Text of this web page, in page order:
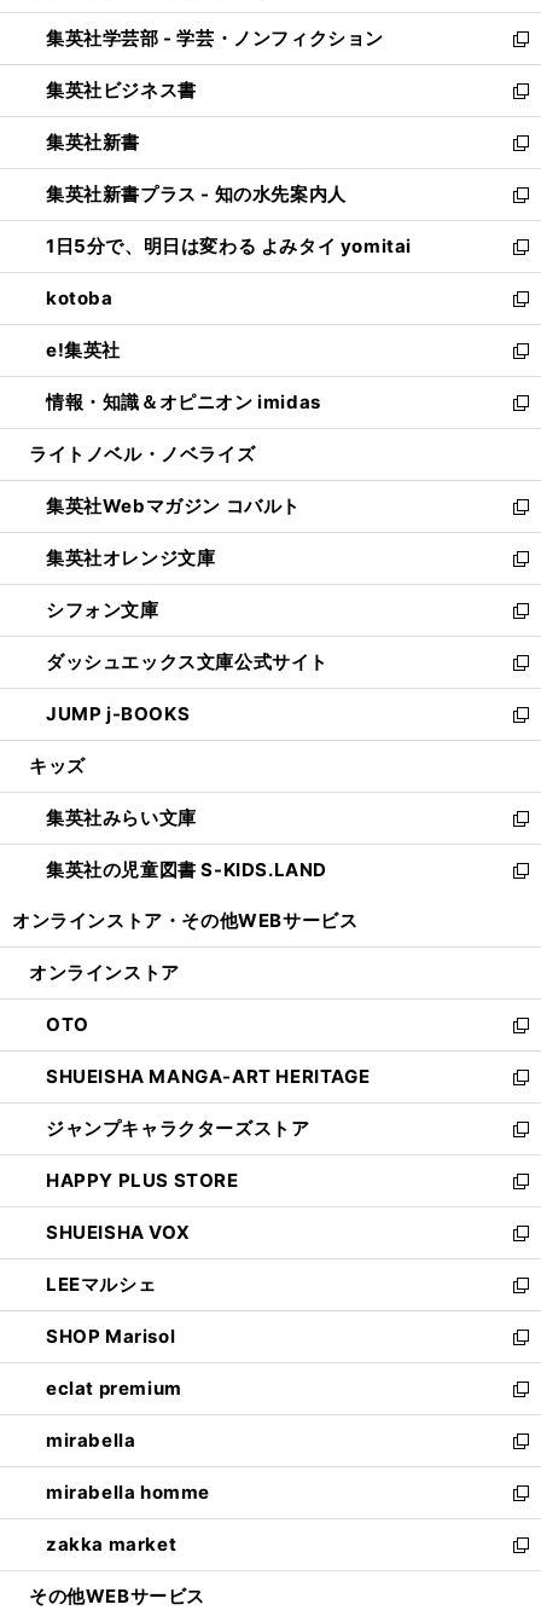
開
く
ウ
で
開
く
ン
ド
ウ
で
開
く
ウ
ィ
ン
ド
ウ
で
開
く
集英社学芸部 - 学芸・ノンフィクション
新
し
い
ウ
ィ
ン
ド
ウ
で
開
く
集英社ビジネス書
新
し
い
ウ
ィ
ン
ド
ウ
で
開
く
集英社新書
新
し
い
ウ
ィ
ン
ド
ウ
で
開
く
集英社新書プラス - 知の水先案内人
新
し
い
ウ
ィ
ン
ド
ウ
で
開
1日5分で、明日は変わる よみタイ yomitai
新
し
い
ウ
ィ
ン
ド
ウ
開
く
kotoba
新
し
い
ウ
ィ
ン
ウ
で
開
く
e!集英社
新
し
い
ウ
ン
ド
ウ
で
開
く
情報・知識＆オピニオン imidas
新
し
ウ
ィ
ン
ド
ウ
で
開
く
ライトノベル・ノベライズ
集英社Webマガジン コバルト
新
し
い
ウ
ィ
ン
ド
ウ
で
開
集英社オレンジ文庫
新
し
い
ウ
ィ
ン
ド
ウ
開
く
シフォン文庫
新
し
い
ウ
ィ
ン
ウ
で
開
く
ダッシュエックス文庫公式サイト
新
し
い
ウ
ン
ド
ウ
で
JUMP j-BOOKS
新
し
ウ
ィ
ン
ド
開
キッズ
集英社みらい文庫
新
し
い
ン
ウ
で
開
く
集英社の児童図書 S-KIDS.LAND
新
ウ
ン
ド
ウ
で
開
く
オンラインストア・ その他WEBサービス
オンラインストア
OTO
新
し
い
ウ
ィ
ン
ド
ウ
で
開
く
SHUEISHA MANGA-ART HERITAGE
新
し
い
ウ
ィ
ン
ド
ウ
で
開
く
ジャンプキャラクターズストア
新
し
い
ウ
ィ
ン
ド
ウ
で
開
く
HAPPY PLUS STORE
新
し
い
ウ
ィ
ン
ド
ウ
で
開
く
SHUEISHA VOX
新
し
い
ウ
ィ
ン
ド
ウ
で
開
く
LEEマルシェ
新
し
い
ウ
ィ
ン
ド
ウ
で
開
く
SHOP Marisol
新
し
い
ウ
ィ
ン
ド
ウ
で
開
eclat premium
新
し
い
ウ
ィ
ン
ド
ウ
mirabella
新
し
い
ウ
ィ
ン
mirabella homme
新
し
い
ウ
zakka market
新
し
その他WEBサービス